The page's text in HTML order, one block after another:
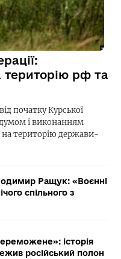
територію рф та
початку Курської
і виконанням
на територію держави-
Ращук: «Воєнні
спільного з
історія
російський полон